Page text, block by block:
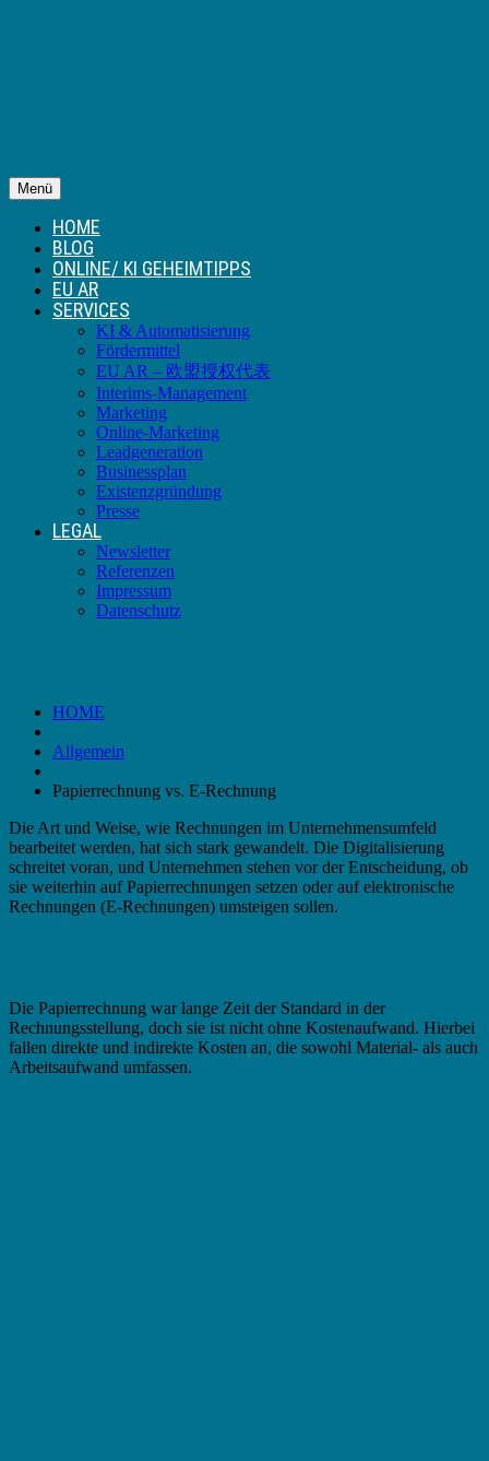
Menü
HOME
BLOG
ONLINE/ KI GEHEIMTIPPS
EU AR
SERVICES
KI & Automatisierung
Fördermittel
EU AR – 欧盟授权代表
Interims-Management
Marketing
Online-Marketing
Leadgeneration
Businessplan
Existenzgründung
Presse
LEGAL
Newsletter
Referenzen
Impressum
Datenschutz
HOME
Allgemein
Papierrechnung vs. E-Rechnung
Die Art und Weise, wie Rechnungen im Unternehmensumfeld
bearbeitet werden, hat sich stark gewandelt. Die Digitalisierung
schreitet voran, und Unternehmen stehen vor der Entscheidung, ob
sie weiterhin auf Papierrechnungen setzen oder auf elektronische
Rechnungen (E-Rechnungen) umsteigen sollen.
Die Papierrechnung war lange Zeit der Standard in der
Rechnungsstellung, doch sie ist nicht ohne Kostenaufwand. Hierbei
fallen direkte und indirekte Kosten an, die sowohl Material- als auch
Arbeitsaufwand umfassen.